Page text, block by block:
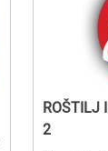
ROŠTILJ
2